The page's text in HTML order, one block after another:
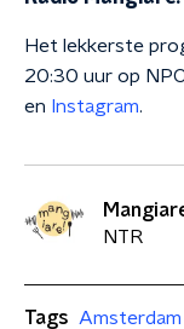
Het lekkerste
20:30 uur op
en Instagram.
NTR
Tags Amsterdam